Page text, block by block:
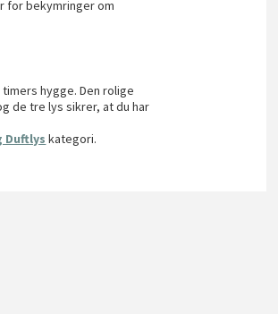
for bekymringer om
hygge. Den rolige
de tre lys sikrer, at du har
Duftlys kategori.